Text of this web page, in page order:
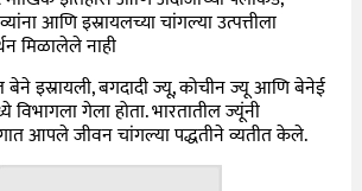
आणि इस्रायलच्या चांगल्या उत्पत्तीला
मिळालेले नाही
बेने इस्रायली, बगदादी ज्यू, कोचीन ज्यू आणि बेनेई
विभागला गेला होता. भारतातील ज्यूंनी
आपले जीवन चांगल्या पद्धतीने व्यतीत केले.